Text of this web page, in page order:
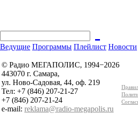
Ведущие Программы Плейлист Новости
© Радио МЕГАПОЛИС, 1994−2026
443070 г. Самара,
ул. Ново-Садовая, 44, оф. 219
Тел: +7 (846) 207-21-27
+7 (846) 207-21-24
e-mail: reklama@radio-megapolis.ru